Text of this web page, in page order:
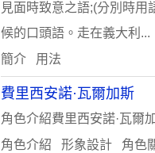
見面時致意之語;(分別時用
候的口頭語。走在義大利...
簡介 用法
費里西安諾·瓦爾加斯
角色介紹費里西安諾·瓦爾
角色介紹 形象設計 角色